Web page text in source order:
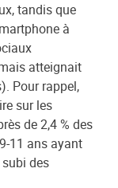
tandis que
à
atteignait
Pour rappel,
sur les
de 2,4 % des
11 ans ayant
des